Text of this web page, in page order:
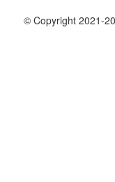
© Copyright 2021-